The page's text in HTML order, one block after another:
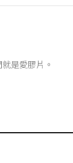
是愛膠片。